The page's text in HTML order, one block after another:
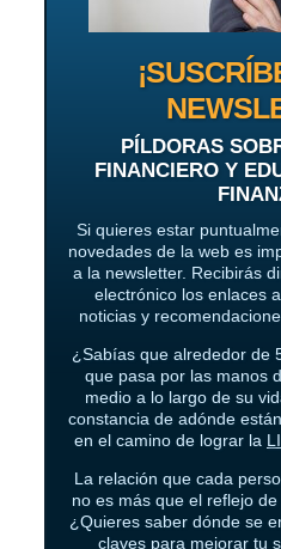
PÍLDORAS
FINANCIERO Y
Si quieres estar
novedades de la web es
a la newsletter. Recibirás
electrónico los enlaces
noticias y
¿Sabías que alrededor de
que pasa por las manos
medio a lo largo de su
constancia de adónde
en el camino de lograr la
La relación que cada
no es más que el reflejo
¿Quieres saber dónde se
claves para mejorar tu